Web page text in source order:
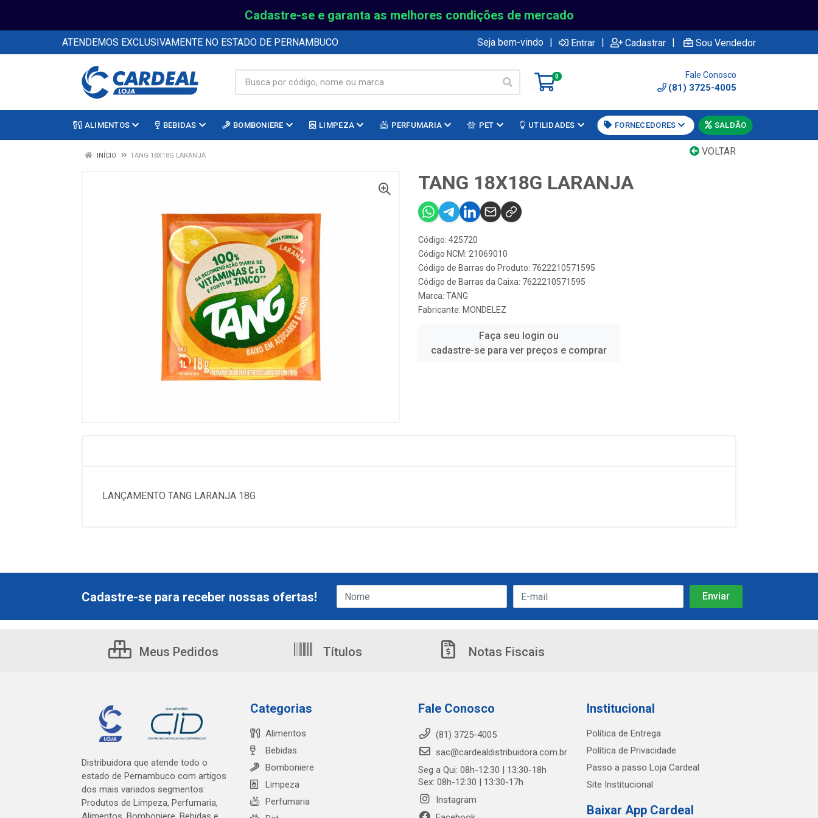
Cadastre-se e garanta as melhores condições de mercado
ATENDEMOS EXCLUSIVAMENTE NO ESTADO DE PERNAMBUCO Seja bem-vindo | Entrar | Cadastrar | Sou Vendedor
0 Fale Conosco
(81) 3725-4005
ALIMENTOS BEBIDAS BOMBONIERE LIMPEZA PERFUMARIA PET UTILIDADES FORNECEDORES SALDÃO
VOLTAR
INÍCIO TANG 18X18G LARANJA
TANG 18X18G LARANJA
Código: 425720
Código NCM: 21069010
Código de Barras do Produto: 7622210571595
Código de Barras da Caixa: 7622210571595
Marca: TANG
Fabricante: MONDELEZ
Faça seu login ou
cadastre-se para ver preços e comprar
LANÇAMENTO TANG LARANJA 18G
Cadastre-se para receber nossas ofertas!
Meus Pedidos Títulos Notas Fiscais
Distribuidora que atende todo o
estado de Pernambuco com artigos
dos mais variados segmentos:
Produtos de Limpeza, Perfumaria,
Categorias
Alimentos
Bebidas
Bomboniere
Limpeza
Perfumaria
Fale Conosco
(81) 3725-4005
sac@cardealdistribuidora.com.br
Seg a Qui: 08h-12:30 | 13:30-18h
Sex: 08h-12:30 | 13:30-17h
Instagram
Institucional
Política de Entrega
Política de Privacidade
Passo a passo Loja Cardeal
Site Institucional
Baixar App Cardeal